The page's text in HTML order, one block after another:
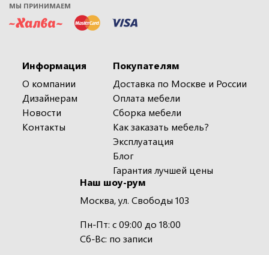
МЫ ПРИНИМАЕМ
Информация
О компании
Дизайнерам
Новости
Контакты
Покупателям
Доставка по Москве и России
Оплата мебели
Сборка мебели
Как заказать мебель?
Эксплуатация
Блог
Гарантия лучшей цены
Наш шоу-рум
Москва, ул. Свободы 103
Пн-Пт: с 09:00 до 18:00
Сб-Вс: по записи